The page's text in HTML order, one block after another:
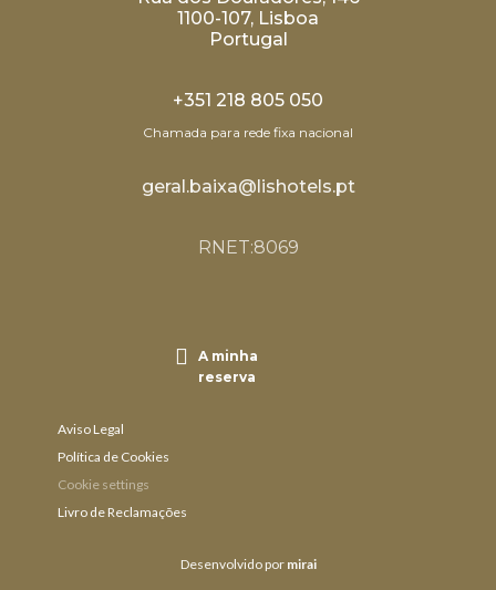
1100-107, Lisboa
Portugal
+351 218 805 050
Chamada para rede fixa nacional
geral.baixa@lishotels.pt
RNET:8069
A minha
reserva
Aviso Legal
Política de Cookies
Cookie settings
Livro de Reclamações
Desenvolvido por mirai